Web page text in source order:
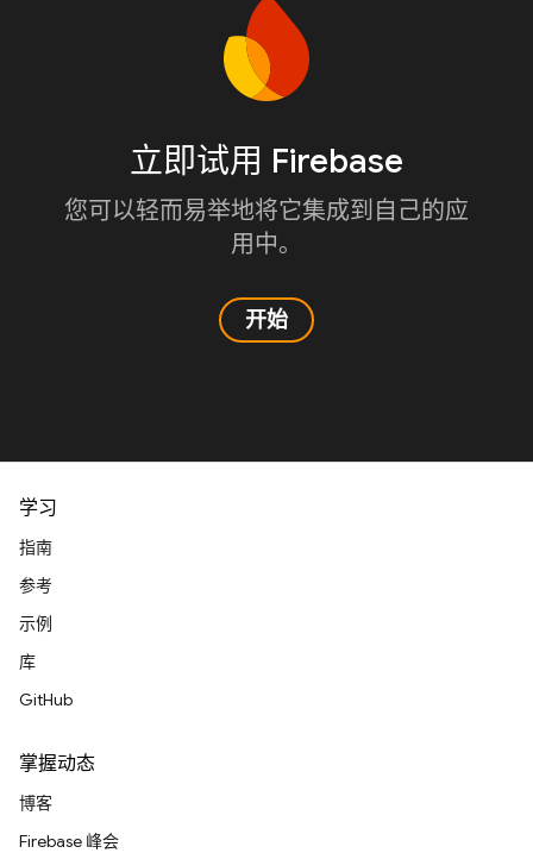
立即试用 Firebase
您可以轻而易举地将它集成到自己的应
用中。
开始
学习
指南
参考
示例
库
GitHub
掌握动态
博客
Firebase 峰会